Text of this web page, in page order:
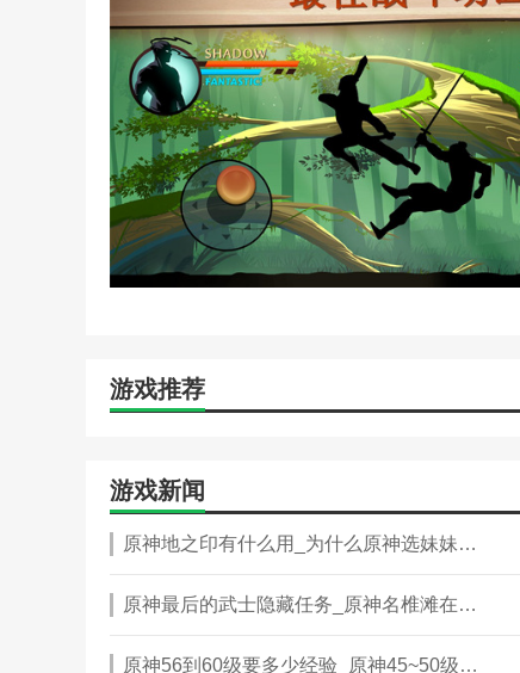
游戏推荐
游戏新闻
原神地之印有什么用_为什么原神选妹妹比较亏
原神最后的武士隐藏任务_原神名椎滩在哪个岛上
原神56到60级要多少经验_原神45~50级需要多少经验